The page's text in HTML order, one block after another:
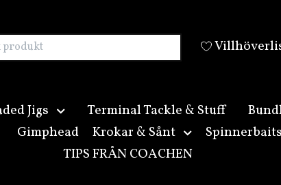
Jigs Terminal Tackle & Stuff
Gimphead Krokar & Sånt Spinnerbaits
TIPS FRÅN COACHEN